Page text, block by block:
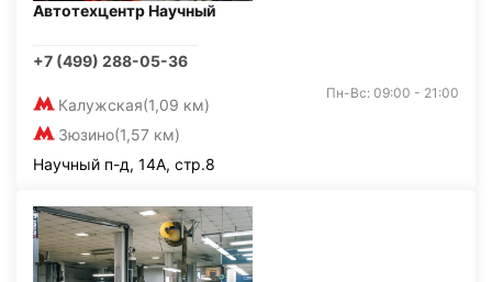
Автотехцентр Научный
+7 (499) 288-05-36
Калужская(1,09 км)
Зюзино(1,57 км)
Пн-Вс: 09:00 - 21:00
Научный п-д, 14А, стр.8